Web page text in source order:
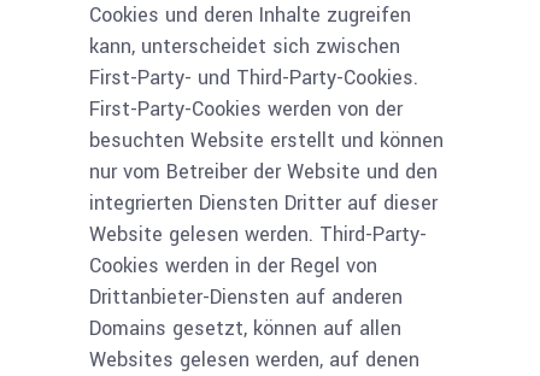
Cookies und deren Inhalte zugreifen
kann, unterscheidet sich zwischen
First-Party- und Third-Party-Cookies.
First-Party-Cookies werden von der
besuchten Website erstellt und können
nur vom Betreiber der Website und den
integrierten Diensten Dritter auf dieser
Website gelesen werden. Third-Party-
Cookies werden in der Regel von
Drittanbieter-Diensten auf anderen
Domains gesetzt, können auf allen
Websites gelesen werden, auf denen